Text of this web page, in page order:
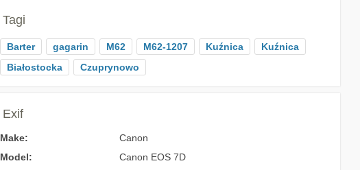
Tagi
Barter gagarin M62 M62-1207 Kuźnica
Kuźnica
Białostocka
Czuprynowo
Exif
Make:
Canon
Model:
Canon EOS 7D